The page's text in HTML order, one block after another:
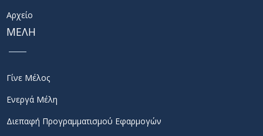
Αρχείο
ΜΕΛΗ
Γίνε Μέλος
Ενεργά Μέλη
Διεπαφή Προγραμματισμού Εφαρμογών